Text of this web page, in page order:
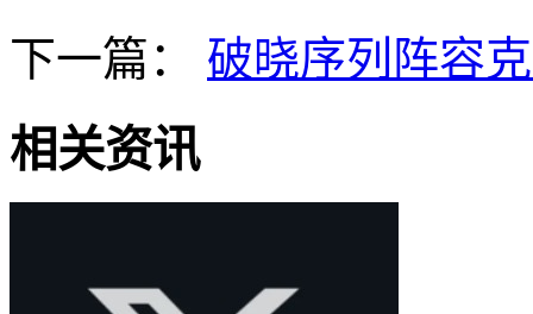
下一篇： 破晓序列阵容
相关资讯